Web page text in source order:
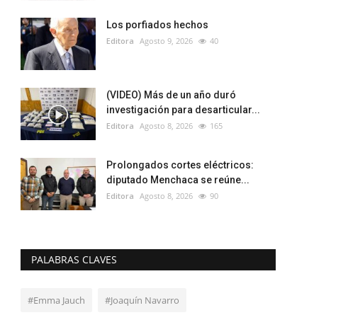
Los porfiados hechos
Editora Agosto 9, 2026 40
(VIDEO) Más de un año duró
investigación para desarticular...
Editora Agosto 8, 2026 165
Prolongados cortes eléctricos:
diputado Menchaca se reúne...
Editora Agosto 8, 2026 90
PALABRAS CLAVES
#Emma Jauch #Joaquín Navarro